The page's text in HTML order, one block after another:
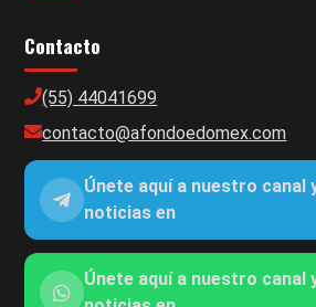
Contacto
(55) 44041699
contacto@afondoedomex.com
Únete aquí a nuestro canal
noticias en
Únete aquí a nuestro canal